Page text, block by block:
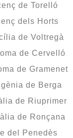
de Torelló
dels Horts
de Voltregà
de Cervelló
de Gramenet
de Berga
de Riuprimer
de Ronçana
del Penedès